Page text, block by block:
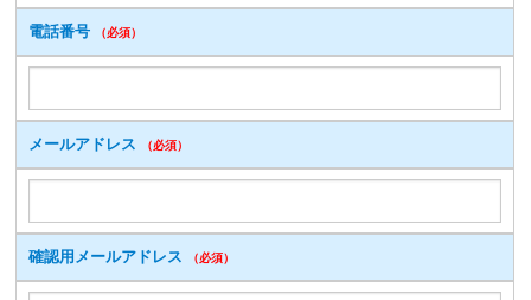
電話番号 （必須）
メールアドレス （必須）
確認用メールアドレス （必須）